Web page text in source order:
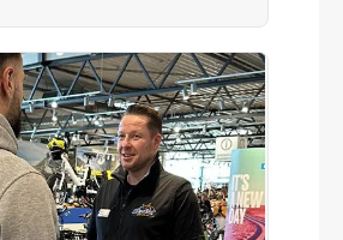
Gepäckträger
F3 with MIK system
Schalthebel